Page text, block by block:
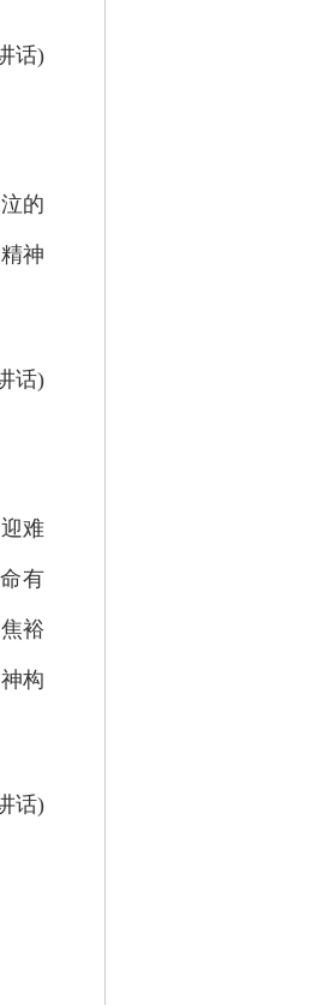
话)
的
神
话)
难
有
裕
构
话)